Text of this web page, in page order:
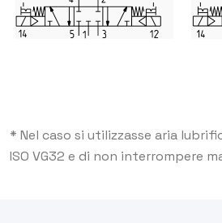
* Nel caso si utilizzasse aria
ISO VG32 e di non interrompere